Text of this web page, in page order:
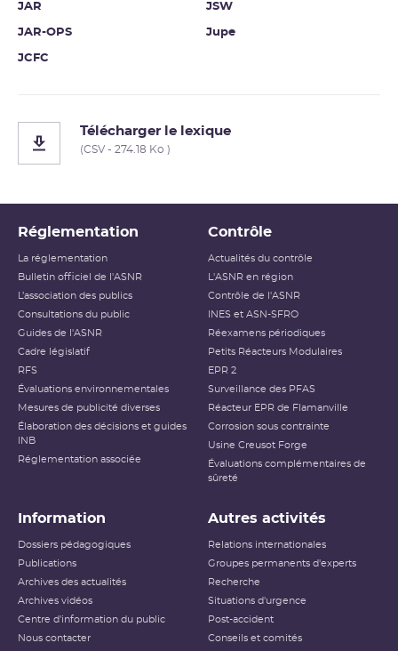
JAR
JAR-OPS
JCFC
JSW
Jupe
Télécharger le lexique
(CSV - 274.18 Ko )
Réglementation
La réglementation
Bulletin officiel de l'ASNR
L’association des publics
Consultations du public
Guides de l'ASNR
Cadre législatif
RFS
Évaluations environnementales
Mesures de publicité diverses
Élaboration des décisions et guides
INB
Réglementation associée
Contrôle
Actualités du contrôle
L'ASNR en région
Contrôle de l'ASNR
INES et ASN-SFRO
Réexamens périodiques
Petits Réacteurs Modulaires
EPR 2
Surveillance des PFAS
Réacteur EPR de Flamanville
Corrosion sous contrainte
Usine Creusot Forge
Évaluations complémentaires de
sûreté
Information
Dossiers pédagogiques
Publications
Archives des actualités
Archives vidéos
Centre d'information du public
Nous contacter
Autres activités
Relations internationales
Groupes permanents d'experts
Recherche
Situations d'urgence
Post-accident
Conseils et comités